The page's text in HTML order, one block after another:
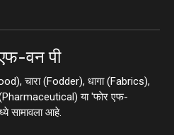
वन पी
चारा (Fodder), धागा (Fabrics),
या 'फाेर एफ-
सामावला आहे.